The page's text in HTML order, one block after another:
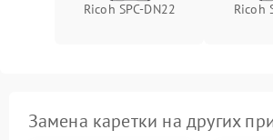
Ricoh SPC-DN22 Ricoh
Замена каретки на других